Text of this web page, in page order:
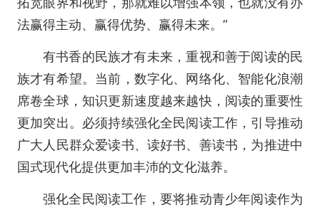
法赢得主动、赢得优势、赢得未来。”
有书香的民族才有未来，重视和善于阅读的民
族才有希望。当前，数字化、网络化、智能化浪潮
席卷全球，知识更新速度越来越快，阅读的重要性
更加突出。必须持续强化全民阅读工作，引导推动
广大人民群众爱读书、读好书、善读书，为推进中
国式现代化提供更加丰沛的文化滋养。
强化全民阅读工作，要将推动青少年阅读作为